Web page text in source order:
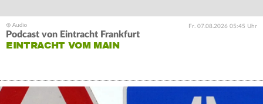
Fr. 07.08.2026 05:45 Uhr
Podcast von Eintracht Frankfurt
EINTRACHT VOM MAIN